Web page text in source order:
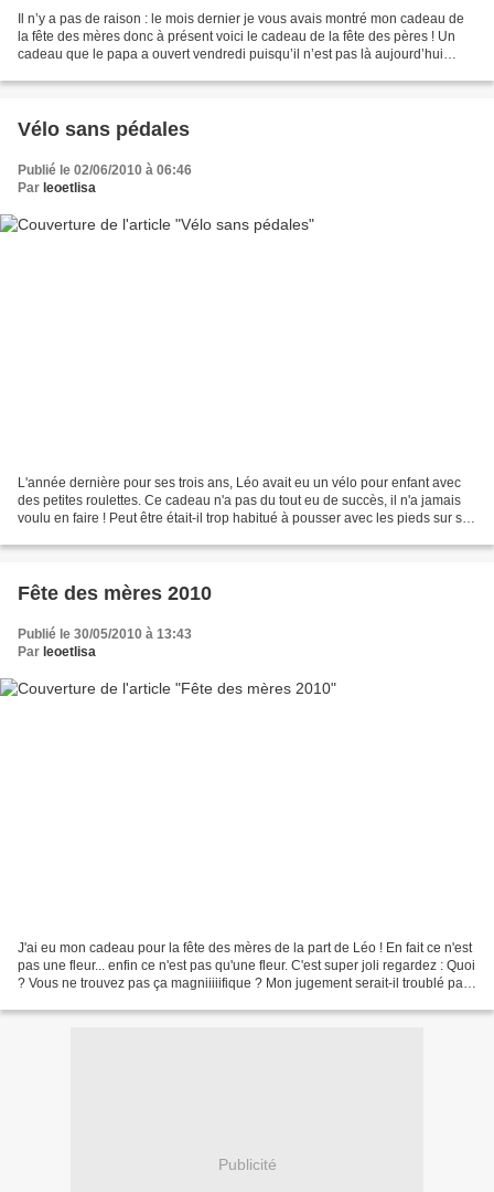
Il n’y a pas de raison : le mois dernier je vous avais montré mon cadeau de
la fête des mères donc à présent voici le cadeau de la fête des pères ! Un
cadeau que le papa a ouvert vendredi puisqu’il n’est pas là aujourd’hui
Vélo sans pédales
Publié le 02/06/2010 à 06:46
Par leoetlisa
L'année dernière pour ses trois ans, Léo avait eu un vélo pour enfant avec
des petites roulettes. Ce cadeau n'a pas du tout eu de succès, il n'a jamais
voulu en faire ! Peut être était-il trop habitué à pousser avec les pieds sur sa
Fête des mères 2010
Publié le 30/05/2010 à 13:43
Par leoetlisa
J'ai eu mon cadeau pour la fête des mères de la part de Léo ! En fait ce n'est
pas une fleur... enfin ce n'est pas qu'une fleur. C'est super joli regardez : Quoi
? Vous ne trouvez pas ça magniiiiifique ? Mon jugement serait-il troublé par
Publicité